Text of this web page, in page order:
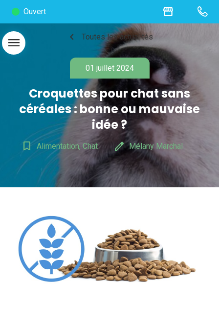
Ouvert storefront
menu chevron_left Toutes les actualités
01 juillet 2024
Croquettes pour chat sans
céréales : bonne ou mauvaise
idée ?
bookmark_border Alimentation, Chat edit Mélany Marchal